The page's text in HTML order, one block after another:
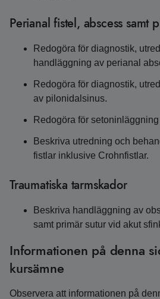
Perianal fistel, abscess samt
Redogöra för diagnostik,
handläggning av perianal
Redogöra för diagnostik,
av pilonidalsinus.
Redogöra för
Beskriva utredning och
fistlar inklusive Crohnfistlar.
Traumatiska tarmskador
Beskriva handläggning av
samt primär sutur vid akut
Informationen på denna
kursämne
Observera att informationen på